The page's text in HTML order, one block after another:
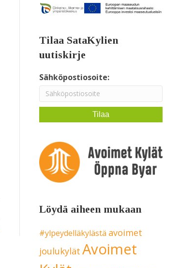
Tilaa SataKylien
uutiskirje
Sähköpostiosoite:
Löydä aiheen mukaan
#ylpeydelläkylästä avoimet
joulukylät Avoimet